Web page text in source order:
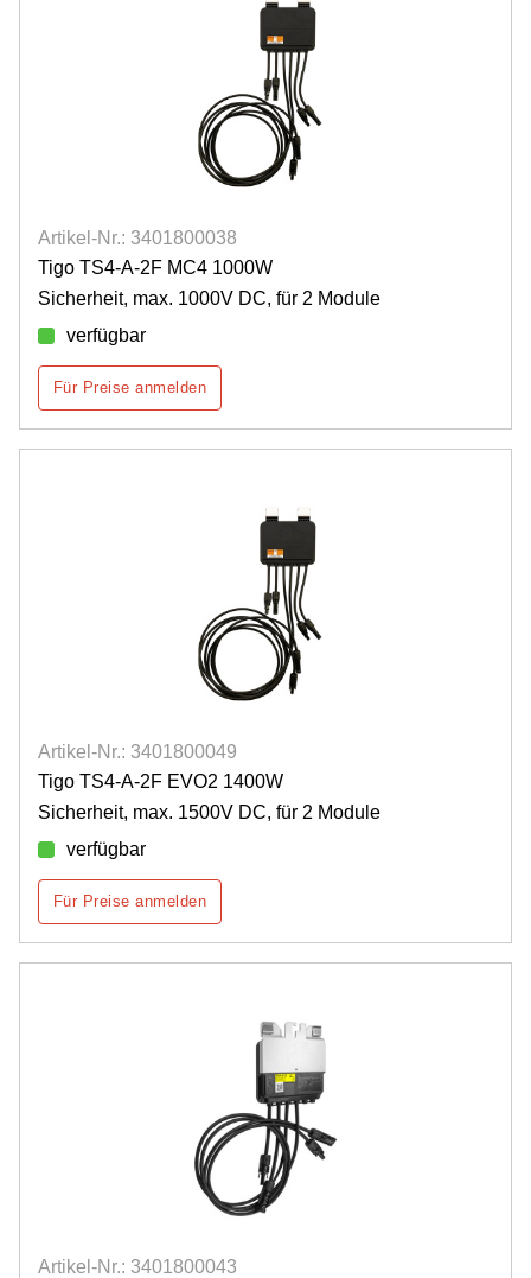
Artikel-Nr.: 3401800038
Tigo TS4-A-2F MC4 1000W
Sicherheit, max. 1000V DC, für 2 Module
verfügbar
Für Preise anmelden
Artikel-Nr.: 3401800049
Tigo TS4-A-2F EVO2 1400W
Sicherheit, max. 1500V DC, für 2 Module
verfügbar
Für Preise anmelden
Artikel-Nr.: 3401800043